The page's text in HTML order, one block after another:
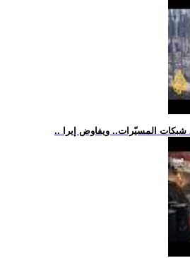
شبكات المسيّرات.. ويفاوض إيرا